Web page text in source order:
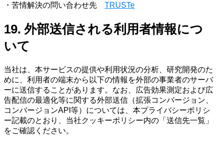
・苦情解決の問い合わせ先 TRUSTe
19. 外部送信される利用者情報につ
いて
当社は、本サービスの提供や利用状況の分析、研究開発のた
めに、利用者の端末から以下の情報を外部の事業者のサーバ
ーに送信することがあります。なお、広告効果測定および広
告配信の最適化等に関する外部送信（拡張コンバージョン、
コンバージョンAPI等）については、本プライバシーポリシ
ー記載のとおり、当社クッキーポリシー内の「送信先一覧」
をご確認ください。